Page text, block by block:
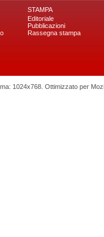
STAMPA
Editoriale
Pubblicazioni
Rassegna stampa
1024x768. Ottimizzato per